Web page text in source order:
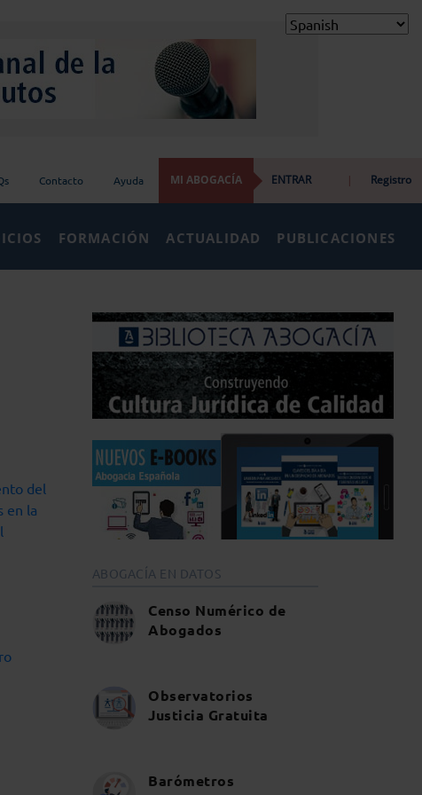
Contacto Ayuda MI ABOGACÍA ENTRAR | Registro
FORMACIÓN ACTUALIDAD PUBLICACIONES
del
en la
ABOGACÍA EN DATOS
Censo Numérico de
Abogados
Observatorios
Justicia Gratuita
Barómetros